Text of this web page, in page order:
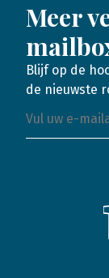
Meer
Blijf op de
de nieuwste